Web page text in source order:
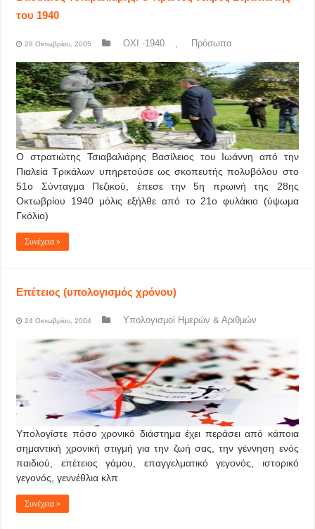
του 1940
28 Οκτωβρίου, 2005 ΟΧΙ -1940 , Πρόσωπα
Ο στρατιώτης Τσιαβαλιάρης Βασίλειος του Ιωάννη από την
Πιαλεία Τρικάλων υπηρετούσε ως σκοπευτής πολυβόλου στο
51ο Σύνταγμα Πεζικού, έπεσε την 5η πρωινή της 28ης
Οκτωβρίου 1940 μόλις εξήλθε από το 21ο φυλάκιο (ύψωμα
Γκόλιο)
Συνέχεια »
Επέτειος (υπολογισμός χρόνου)
24 Οκτωβρίου, 2004 Υπολογισμοί Ημερών & Αριθμών
Υπολογίστε πόσο χρονικό διάστημα έχει περάσει από κάποια
σημαντική χρονική στιγμή για την ζωή σας, την γέννηση ενός
παιδιού, επέτειος γάμου, επαγγελματικό γεγονός, ιστορικό
γεγονός, γεννέθλια κλπ
Συνέχεια »